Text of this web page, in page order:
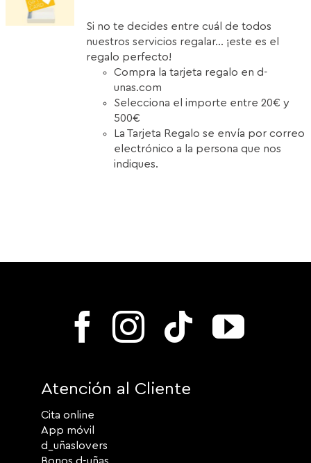
Si no te decides entre cuál de todos
nuestros servicios regalar... ¡este es el
regalo perfecto!
Compra la tarjeta regalo en d-
unas.com
Selecciona el importe entre 20€ y
500€
La Tarjeta Regalo se envía por correo
electrónico a la persona que nos
indiques.
Atención al Cliente
Cita online
App móvil
d_uñaslovers